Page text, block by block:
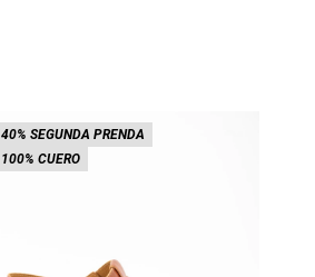
100% CUERO
40% SEGUNDA PRENDA